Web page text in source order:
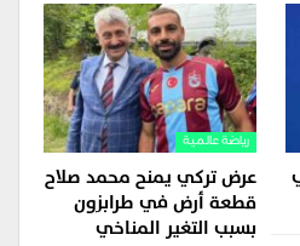
رياضة عالمية
عرض تركي يمنح محمد صلاح
قطعة أرض في طرابزون
بسبب التغير المناخي